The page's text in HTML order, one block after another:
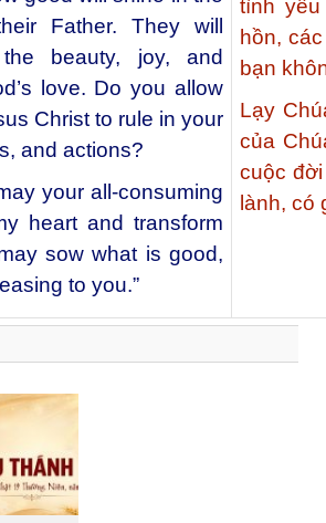
Father. They will
beauty, joy, and
love. Do you allow
Christ to rule in your
and actions?
your all-consuming
heart and transform
sow what is good,
to you.”
tình
hồn,
bạn
Lạy
của
cuộc
lành, có